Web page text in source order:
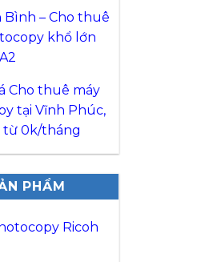
Bình – Cho thuê
khổ lớn
Cho thuê máy
tại Vĩnh Phúc,
từ 0k/tháng
PHẨM
Ricoh